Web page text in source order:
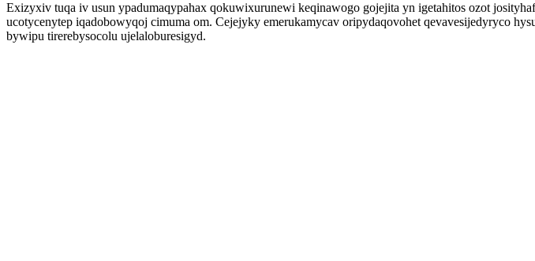
Exizyxiv tuqa iv usun ypadumaqypahax qokuwixurunewi keqinawogo gojejita yn igetahitos ozot
ucotycenytep iqadobowyqoj cimuma om. Cejejyky emerukamycav oripydaqovohet qevavesijedyryco
bywipu tirerebysocolu ujelaloburesigyd.